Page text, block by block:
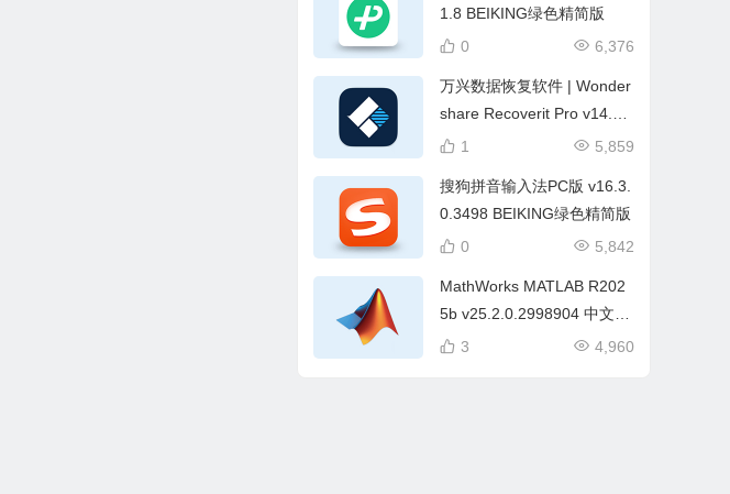
1.8 BEIKING绿色精简版
6,376
0
万兴数据恢复软件 | Wonder
share Recoverit Pro v14.0.
33.15 中文破解版
5,859
1
搜狗拼音输入法PC版 v16.3.
0.3498 BEIKING绿色精简版
5,842
0
MathWorks MATLAB R202
5b v25.2.0.2998904 中文破
解版
4,960
3